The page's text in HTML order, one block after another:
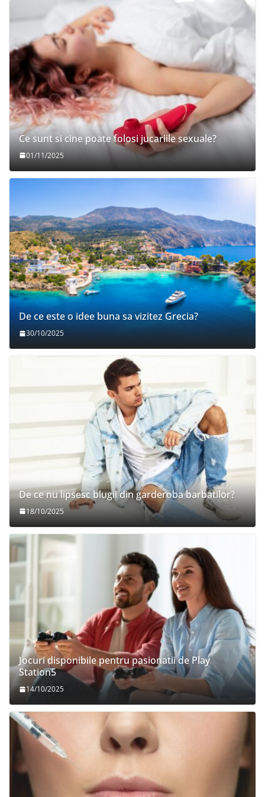
Ce sunt si cine poate folosi jucariile sexuale?
01/11/2025
De ce este o idee buna sa vizitez Grecia?
30/10/2025
De ce nu lipsesc blugii din garderoba barbatilor?
18/10/2025
Jocuri disponibile pentru pasionatii de Play
Station5
14/10/2025